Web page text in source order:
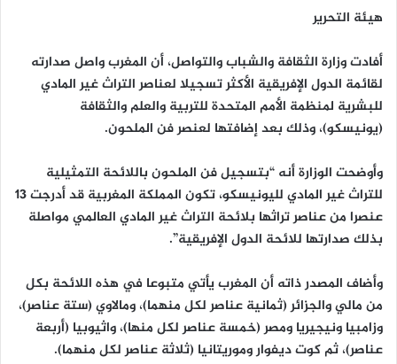
هيئة التحرير
أفادت وزارة الثقافة والشباب والتواصل، أن المغرب واصل صدارته
لقائمة الدول الإفريقية الأكثر تسجيلا لعناصر التراث غير المادي
للبشرية لمنظمة الأمم المتحدة للتربية والعلم والثقافة
(يونيسكو)، وذلك بعد إضافتها لعنصر فن الملحون.
وأوضحت الوزارة أنه “بتسجيل فن الملحون باللائحة التمثيلية
للتراث غير المادي لليونيسكو، تكون المملكة المغربية قد أدرجت 13
عنصرا من عناصر تراثها بلائحة التراث غير المادي العالمي مواصلة
بذلك صدارتها للائحة الدول الإفريقية”.
وأضاف المصدر ذاته أن المغرب يأتي متبوعا في هذه اللائحة بكل
من مالي والجزائر (ثمانية عناصر لكل منهما)، ومالاوي (ستة عناصر)،
وزامبيا ونيجيريا ومصر (خمسة عناصر لكل منها)، واثيوبيا (أربعة
عناصر)، ثم كوت ديفوار وموريتانيا (ثلاثة عناصر لكل منهما).